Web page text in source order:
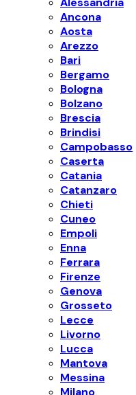
Ancona
Aosta
Arezzo
Bari
Bergamo
Bologna
Bolzano
Brescia
Brindisi
Campobasso
Caserta
Catania
Catanzaro
Chieti
Cuneo
Empoli
Enna
Ferrara
Firenze
Genova
Grosseto
Lecce
Livorno
Lucca
Mantova
Messina
Milano